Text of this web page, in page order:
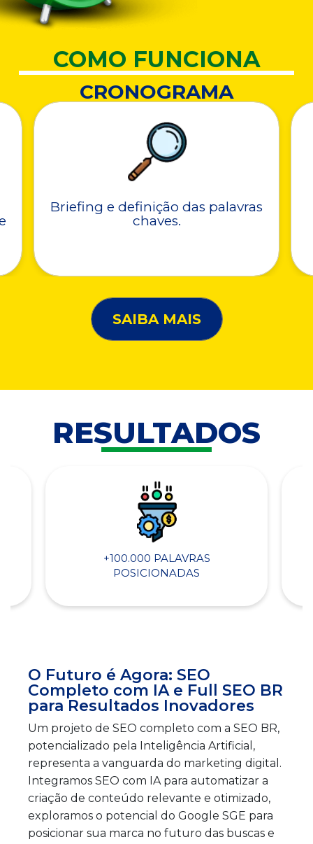
COMO FUNCIONA
CRONOGRAMA
Briefing e definição das palavras
chaves.
SAIBA MAIS
RESULTADOS
+100.000 PALAVRAS
POSICIONADAS
O Futuro é Agora: SEO
Completo com IA e Full SEO BR
para Resultados Inovadores
Um projeto de SEO completo com a SEO BR,
potencializado pela Inteligência Artificial,
representa a vanguarda do marketing digital.
Integramos SEO com IA para automatizar a
criação de conteúdo relevante e otimizado,
exploramos o potencial do Google SGE para
posicionar sua marca no futuro das buscas e